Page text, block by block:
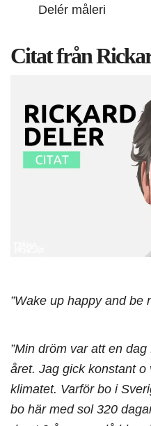
Delér måleri
Citat från
”Wake up happy and be
”Min dröm var att en
året. Jag gick konstant
klimatet. Varför bo i
bo här med sol 320